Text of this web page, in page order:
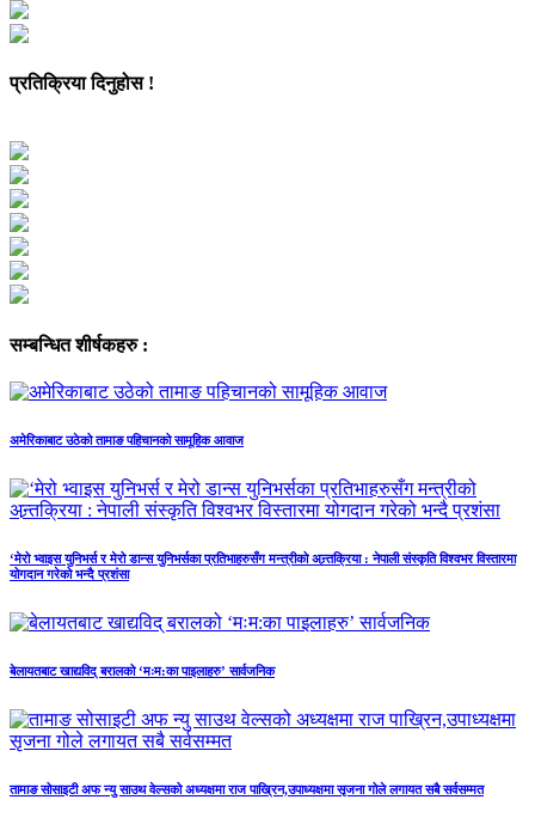
प्रतिक्रिया दिनुहोस !
सम्बन्धित शीर्षकहरु :
अमेरिकाबाट उठेको तामाङ पहिचानको सामूहिक आवाज
‘मेरो भ्वाइस युनिभर्स र मेरो डान्स युनिभर्सका प्रतिभाहरुसँग मन्त्रीको अन्र्तक्रिया : नेपाली संस्कृति विश्वभर विस्तारमा
योगदान गरेको भन्दै प्रशंसा
बेलायतबाट खाद्यविद् बरालको ‘मःम:का पाइलाहरु’ सार्वजनिक
तामाङ सोसाइटी अफ न्यु साउथ वेल्सको अध्यक्षमा राज पाख्रिन,उपाध्यक्षमा सृजना गोले लगायत सबै सर्वसम्मत